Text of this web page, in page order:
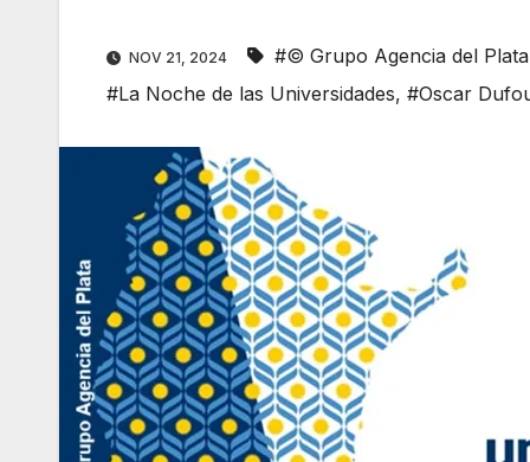
NOV 21, 2024 #© Grupo Agencia del Plata
#La Noche de las Universidades, #Oscar